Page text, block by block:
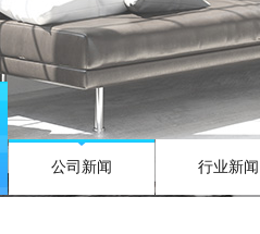
公司新闻 行业新闻